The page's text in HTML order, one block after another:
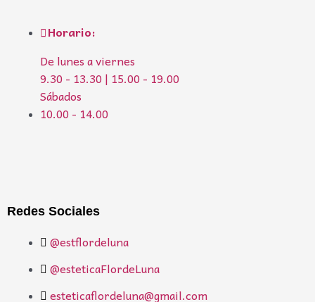
Horario:
De lunes a viernes
9.30 - 13.30 | 15.00 - 19.00
Sábados
10.00 - 14.00
Redes Sociales
@estflordeluna
@esteticaFlordeLuna
esteticaflordeluna@gmail.com